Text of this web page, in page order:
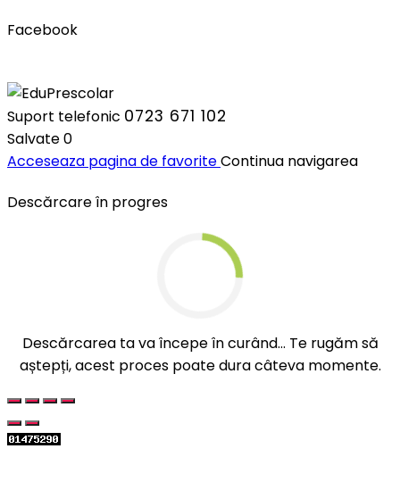
Facebook
Suport telefonic 0723 671 102
Salvate0
Acceseaza pagina de favoriteContinua navigarea
Descărcare în progres
Descărcarea ta va începe în curând... Te rugăm să
aștepți, acest proces poate dura câteva momente.